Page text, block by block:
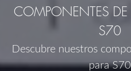
COMPONENTES DE
S70
Descubre nuestros
para S70